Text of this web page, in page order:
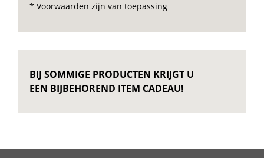
Ligbedden
Decoratie kussens
Buitenkleden
* Voorwaarden zijn van toepassing
BIJ SOMMIGE PRODUCTEN KRIJGT U
EEN BIJBEHOREND ITEM CADEAU!